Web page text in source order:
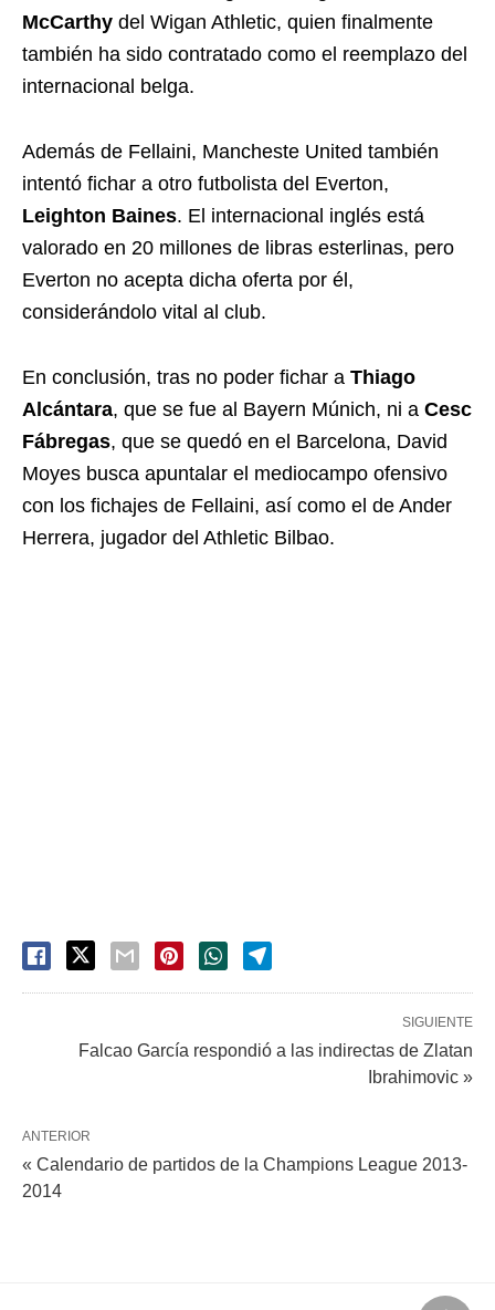
McCarthy del Wigan Athletic, quien finalmente
también ha sido contratado como el reemplazo del
internacional belga.
Además de Fellaini, Mancheste United también
intentó fichar a otro futbolista del Everton,
Leighton Baines. El internacional inglés está
valorado en 20 millones de libras esterlinas, pero
Everton no acepta dicha oferta por él,
considerándolo vital al club.
En conclusión, tras no poder fichar a Thiago
Alcántara, que se fue al Bayern Múnich, ni a Cesc
Fábregas, que se quedó en el Barcelona, David
Moyes busca apuntalar el mediocampo ofensivo
con los fichajes de Fellaini, así como el de Ander
Herrera, jugador del Athletic Bilbao.
SIGUIENTE
Falcao García respondió a las indirectas de Zlatan
Ibrahimovic »
ANTERIOR
« Calendario de partidos de la Champions League 2013-
2014